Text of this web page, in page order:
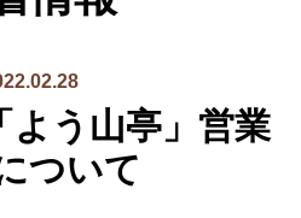
よう山亭」営業
ついて